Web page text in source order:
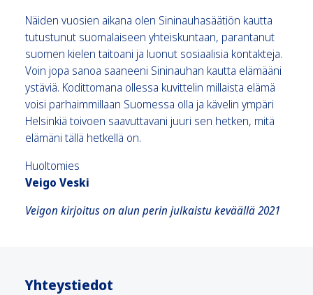
Näiden vuosien aikana olen Sininauhasäätiön kautta
tutustunut suomalaiseen yhteiskuntaan, parantanut
suomen kielen taitoani ja luonut sosiaalisia kontakteja.
Voin jopa sanoa saaneeni Sininauhan kautta elämääni
ystäviä. Kodittomana ollessa kuvittelin millaista elämä
voisi parhaimmillaan Suomessa olla ja kävelin ympäri
Helsinkiä toivoen saavuttavani juuri sen hetken, mitä
elämäni tällä hetkellä on.
Huoltomies
Veigo Veski
Veigon kirjoitus on alun perin julkaistu keväällä 2021
Yhteystiedot